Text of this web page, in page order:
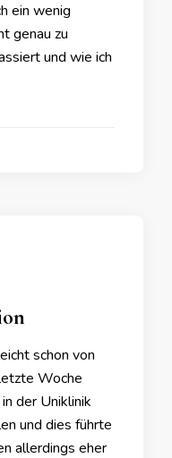
ein wenig
genau zu
und wie ich
schon von
Woche
der Uniklinik
und dies führte
allerdings eher